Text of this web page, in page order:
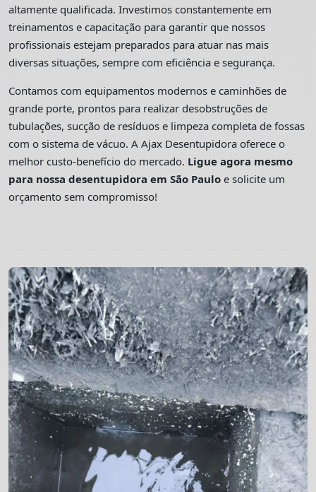
altamente qualificada. Investimos constantemente em
treinamentos e capacitação para garantir que nossos
profissionais estejam preparados para atuar nas mais
diversas situações, sempre com eficiência e segurança.
Contamos com equipamentos modernos e caminhões de
grande porte, prontos para realizar desobstruções de
tubulações, sucção de resíduos e limpeza completa de fossas
com o sistema de vácuo. A Ajax Desentupidora oferece o
melhor custo-benefício do mercado. Ligue agora mesmo
para nossa desentupidora em São Paulo e solicite um
orçamento sem compromisso!